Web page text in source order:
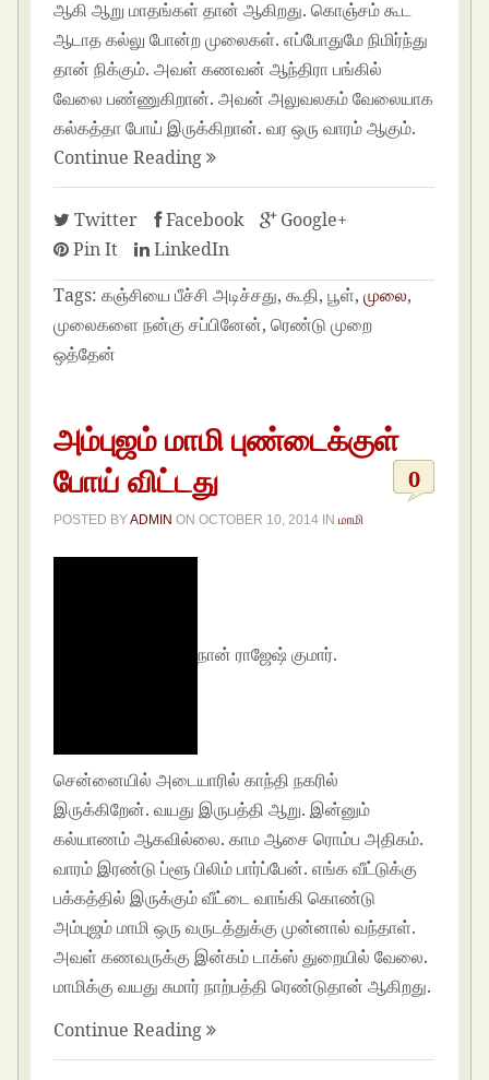
ஆகி ஆறு மாதங்கள் தான் ஆகிறது. கொஞ்சம் கூட
ஆடாத கல்லு போன்ற முலைகள். எப்போதுமே நிமிர்ந்து
தான் நிக்கும். அவள் கணவன் ஆந்திரா பங்கில்
வேலை பண்ணுகிறான். அவன் அலுவலகம் வேலையாக
கல்கத்தா போய் இருக்கிறான். வர ஒரு வாரம் ஆகும்.
Continue Reading
Twitter Facebook
Google+
Pin It
LinkedIn
Tags: கஞ்சியை பீச்சி அடிச்சது, கூதி, பூள்,முலை,
முலைகளை நன்கு சப்பினேன், ரெண்டு முறை
ஒத்தேன்
அம்புஜம் மாமி புண்டைக்குள்
போய் விட்டது
0
POSTED BYADMIN ONOCTOBER 10, 2014 INமாமி
நான் ராஜேஷ் குமார்.
சென்னையில் அடையாரில் காந்தி நகரில்
இருக்கிறேன். வயது இருபத்தி ஆறு. இன்னும்
கல்யாணம் ஆகவில்லை. காம ஆசை ரொம்ப அதிகம்.
வாரம் இரண்டு ப்ளூ பிலிம் பார்ப்பேன். எங்க வீட்டுக்கு
பக்கத்தில் இருக்கும் வீட்டை வாங்கி கொண்டு
அம்புஜம் மாமி ஒரு வருடத்துக்கு முன்னால் வந்தாள்.
அவள் கணவருக்கு இன்கம் டாக்ஸ் துறையில் வேலை.
மாமிக்கு வயது சுமார் நாற்பத்தி ரெண்டுதான் ஆகிறது.
Continue Reading